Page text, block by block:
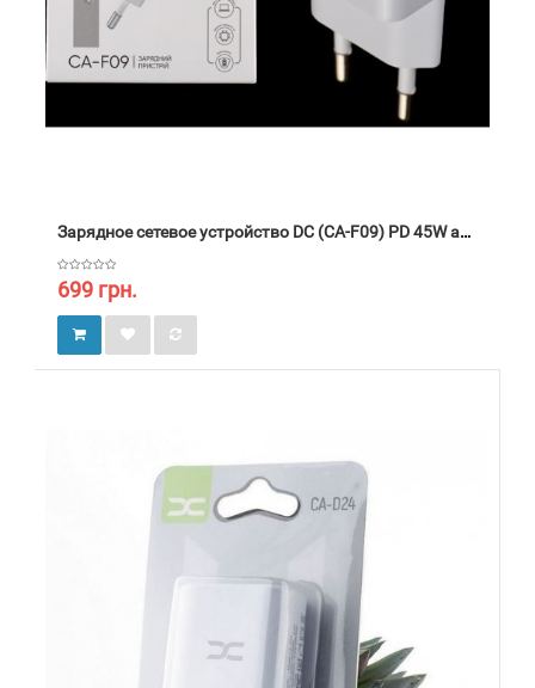
Зарядное сетевое устройство DC (CA-F09) PD 45W адаптер быстрой зарядки
699 грн.